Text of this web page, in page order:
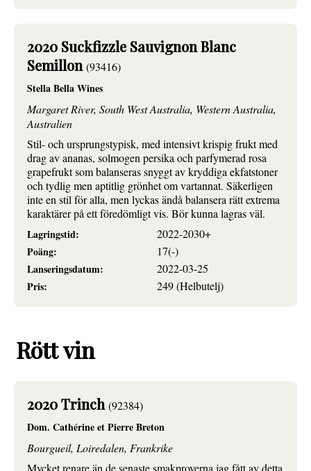
2020 Suckfizzle Sauvignon Blanc
Semillon(93416)
Stella Bella Wines
Margaret River, South West Australia, Western Australia,
Australien
Stil- och ursprungstypisk, med intensivt krispig frukt med
drag av ananas, solmogen persika och parfymerad rosa
grapefrukt som balanseras snyggt av kryddiga ekfatstoner
och tydlig men aptitlig grönhet om vartannat. Säkerligen
inte en stil för alla, men lyckas ändå balansera rätt extrema
karaktärer på ett föredömligt vis. Bör kunna lagras väl.
Lagringstid:
2022-2030+
Poäng:
17(-)
Lanseringsdatum:
2022-03-25
Pris:
249 (Helbutelj)
Rött vin
2020 Trinch(92384)
Dom. Cathérine et Pierre Breton
Bourgueil, Loiredalen, Frankrike
Mycket renare än de senaste smakproverna jag fått av detta